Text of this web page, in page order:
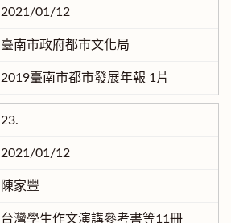
2021/01/12
臺南市政府都市文化局
2019臺南市都市發展年報 1片
23.
2021/01/12
陳家豐
台灣學生作文演講參考書等11冊